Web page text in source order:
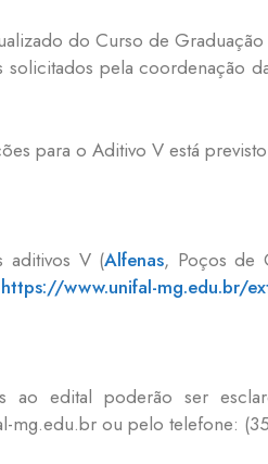
do Curso de
solicitados pela coordenação
para o Aditivo V está
aditivos V (Alfenas, Poços de
https://www.unifal-mg.edu.br/
ao edital poderão ser
mg.edu.br ou pelo telefone: